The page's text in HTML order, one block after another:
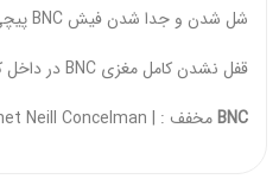
شل شدن و جدا شدن فیش BNC پیچی بر اثر کشش و تکان
قفل نشدن کامل مغزی BNC در داخل کانکتور. که منجر به بیرون آمدن یا فرو رفتن بیش از حد مغزی در کانکتور می شود.
BNCمخفف : | Bayonet Neill Concelman | است. این کانکتور برای اتصال کابلهای کواکسیال استفاده می شود.